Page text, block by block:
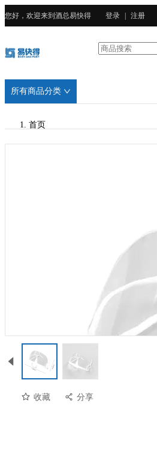
您好，欢迎来到酒总易快得 登录 注册
所有商品分类
首页
收藏 分享